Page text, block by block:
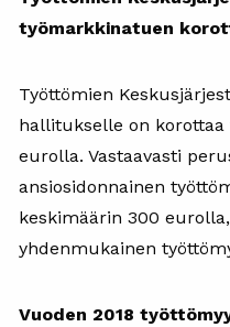
työmarkkinatuen
Työttömien
hallitukselle on
eurolla. Vastaavasti
ansiosidonnainen
keskimäärin 300
yhdenmukainen
Vuoden 2018